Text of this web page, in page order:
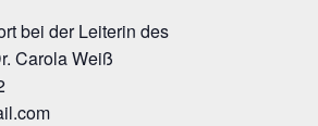
bei der Leiterin des
Carola Weiß